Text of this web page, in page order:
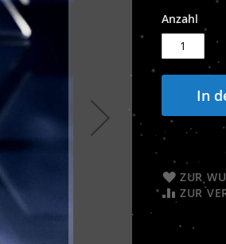
Anzahl
In
ZUR
ZUR